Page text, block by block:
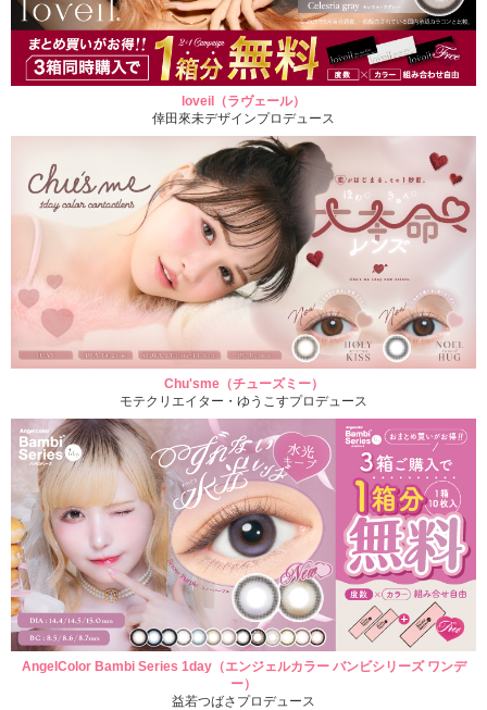
loveil（ラヴェール）
倖田來未デザインプロデュース
Chu'sme（チューズミー）
モテクリエイター・ゆうこすプロデュース
AngelColor Bambi Series 1day（エンジェルカラー バンビシリーズ ワンデ
ー）
益若つばさプロデュース